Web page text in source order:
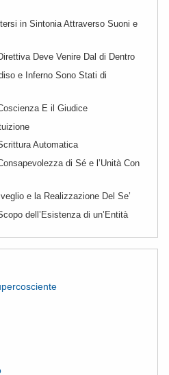
in Sintonia Attraverso Suoni e
Deve Venire Dal di Dentro
e Inferno Sono Stati di
E il Giudice
Automatica
di Sé e l’Unità Con
e la Realizzazione Del Se’
dell’Esistenza di un’Entità